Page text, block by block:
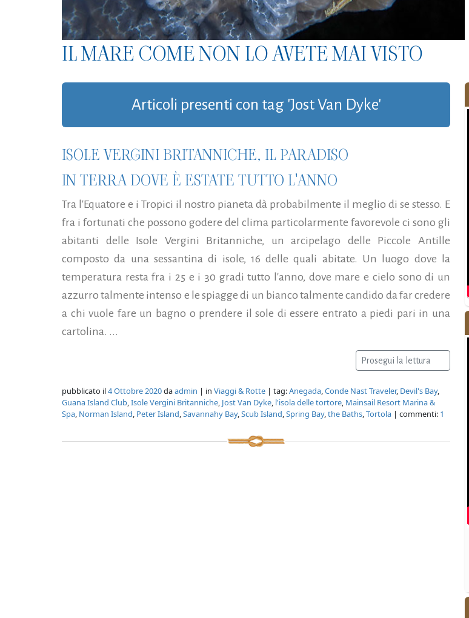
IL MARE COME NON LO AVETE MAI VISTO
Articoli presenti con tag 'Jost Van Dyke'
ISOLE VERGINI BRITANNICHE, IL PARADISO
IN TERRA DOVE È ESTATE TUTTO L'ANNO
Tra l'Equatore e i Tropici il nostro pianeta dà probabilmente il meglio di se stesso. E
fra i fortunati che possono godere del clima particolarmente favorevole ci sono gli
abitanti delle Isole Vergini Britanniche, un arcipelago delle Piccole Antille
composto da una sessantina di isole, 16 delle quali abitate. Un luogo dove la
temperatura resta fra i 25 e i 30 gradi tutto l'anno, dove mare e cielo sono di un
azzurro talmente intenso e le spiagge di un bianco talmente candido da far credere
a chi vuole fare un bagno o prendere il sole di essere entrato a piedi pari in una
cartolina. ...
Prosegui la lettura
pubblicato il4 Ottobre 2020daadmin | in Viaggi & Rotte | tag:Anegada,Conde Nast Traveler, Devil's Bay,
Guana Island Club,Isole Vergini Britanniche, Jost Van Dyke, l'isola delle tortore, Mainsail Resort Marina &
Spa, Norman Island, Peter Island,Savannahy Bay,Scub Island,Spring Bay,the Baths,Tortola | commenti: 1